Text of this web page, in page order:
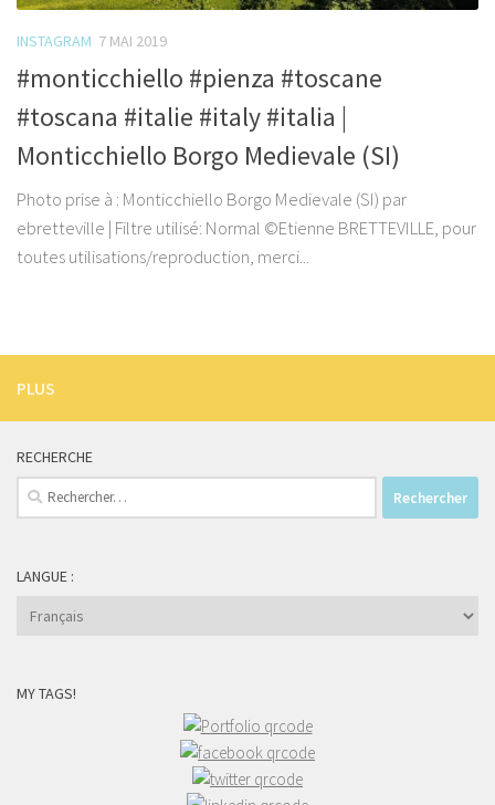
INSTAGRAM 7 MAI 2019
#monticchiello #pienza #toscane
#toscana #italie #italy #italia |
Monticchiello Borgo Medievale (SI)
Photo prise à : Monticchiello Borgo Medievale (SI) par
ebretteville | Filtre utilisé: Normal ©Etienne BRETTEVILLE, pour
toutes utilisations/reproduction, merci...
PLUS
RECHERCHE
Rechercher :
LANGUE :
MY TAGS!